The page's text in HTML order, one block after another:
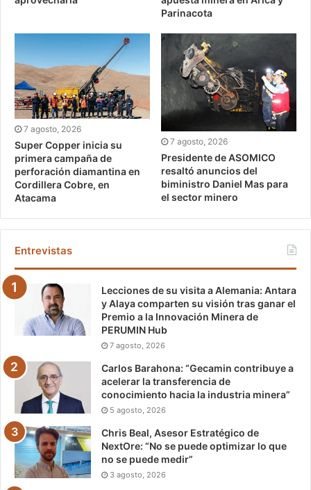
Parinacota
7 agosto, 2026
Super Copper inicia su
primera campaña de
perforación diamantina en
Cordillera Cobre, en
Atacama
7 agosto, 2026
Presidente de ASOMICO
resaltó anuncios del
biministro Daniel Mas para
el sector minero
Entrevistas
Lecciones de su visita a Alemania: Antara
y Alaya comparten su visión tras ganar el
Premio a la Innovación Minera de
PERUMIN Hub
7 agosto, 2026
Carlos Barahona: “Gecamin contribuye a
acelerar la transferencia de
conocimiento hacia la industria minera”
5 agosto, 2026
Chris Beal, Asesor Estratégico de
NextOre: “No se puede optimizar lo que
no se puede medir”
3 agosto, 2026